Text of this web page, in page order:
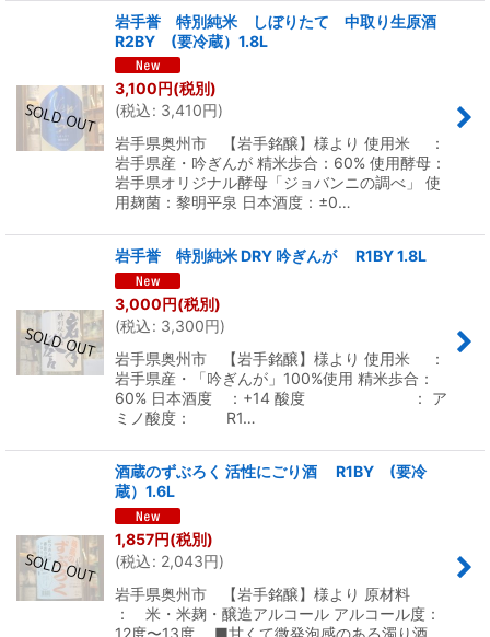
岩手誉 特別純米 しぼりたて 中取り生原酒
R2BY (要冷蔵）1.8L
3,100 円(税別)
(税込: 3,410円)
岩手県奥州市 【岩手銘醸】様より 使用米 ：
岩手県産・吟ぎんが 精米歩合：60% 使用酵母：
岩手県オリジナル酵母「ジョバンニの調べ」 使
用麹菌：黎明平泉 日本酒度：±0…
岩手誉 特別純米 DRY 吟ぎんが R1BY 1.8L
3,000円(税別)
(税込: 3,300円)
岩手県奥州市 【岩手銘醸】様より 使用米 ：
岩手県産・「吟ぎんが」100%使用 精米歩合：
60% 日本酒度 ：+14 酸度 ： ア
ミノ酸度： R1…
酒蔵のずぶろく 活性にごり酒 R1BY (要冷
蔵）1.6L
1,857円(税別)
(税込: 2,043円)
岩手県奥州市 【岩手銘醸】様より 原材料
： 米・米麹・醸造アルコール アルコール度：
12度〜13度 ■甘くて微発泡感のある濁り酒